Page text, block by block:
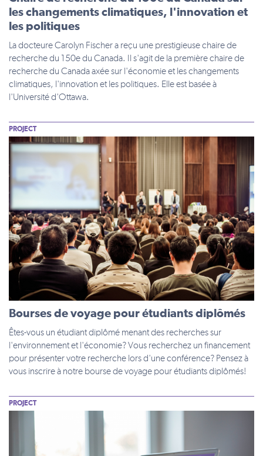
les changements climatiques, l'innovation et
les politiques
La docteure Carolyn Fischer a reçu une prestigieuse chaire de
recherche du 150e du Canada. Il s'agit de la première chaire de
recherche du Canada axée sur l'économie et les changements
climatiques, l'innovation et les politiques. Elle est basée à
l'Université d'Ottawa.
PROJECT
Bourses de voyage pour étudiants diplômés
Êtes-vous un étudiant diplômé menant des recherches sur
l'environnement et l'économie? Vous recherchez un financement
pour présenter votre recherche lors d'une conférence? Pensez à
vous inscrire à notre bourse de voyage pour étudiants diplômés!
PROJECT